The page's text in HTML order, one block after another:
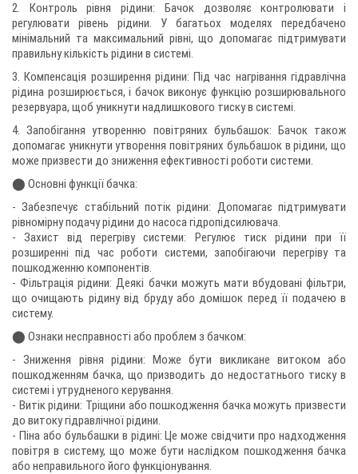
2. Контроль рівня рідини: Бачок дозволяє контролювати і
регулювати рівень рідини. У багатьох моделях передбачено
мінімальний та максимальний рівні, що допомагає підтримувати
правильну кількість рідини в системі.
3. Компенсація розширення рідини: Під час нагрівання гідравлічна
рідина розширюється, і бачок виконує функцію розширювального
резервуара, щоб уникнути надлишкового тиску в системі.
4. Запобігання утворенню повітряних бульбашок: Бачок також
допомагає уникнути утворення повітряних бульбашок в рідини, що
може призвести до зниження ефективності роботи системи.
⬤ Основні функції бачка:
- Забезпечує стабільний потік рідини: Допомагає підтримувати
рівномірну подачу рідини до насоса гідропідсилювача.
- Захист від перегріву системи: Регулює тиск рідини при її
розширенні під час роботи системи, запобігаючи перегріву та
пошкодженню компонентів.
- Фільтрація рідини: Деякі бачки можуть мати вбудовані фільтри,
що очищають рідину від бруду або домішок перед її подачею в
систему.
⬤ Ознаки несправності або проблем з бачком:
- Зниження рівня рідини: Може бути викликане витоком або
пошкодженням бачка, що призводить до недостатнього тиску в
системі і утрудненого керування.
- Витік рідини: Тріщини або пошкодження бачка можуть призвести
до витоку гідравлічної рідини.
- Піна або бульбашки в рідині: Це може свідчити про надходження
повітря в систему, що може бути наслідком пошкодження бачка
або неправильного його функціонування.